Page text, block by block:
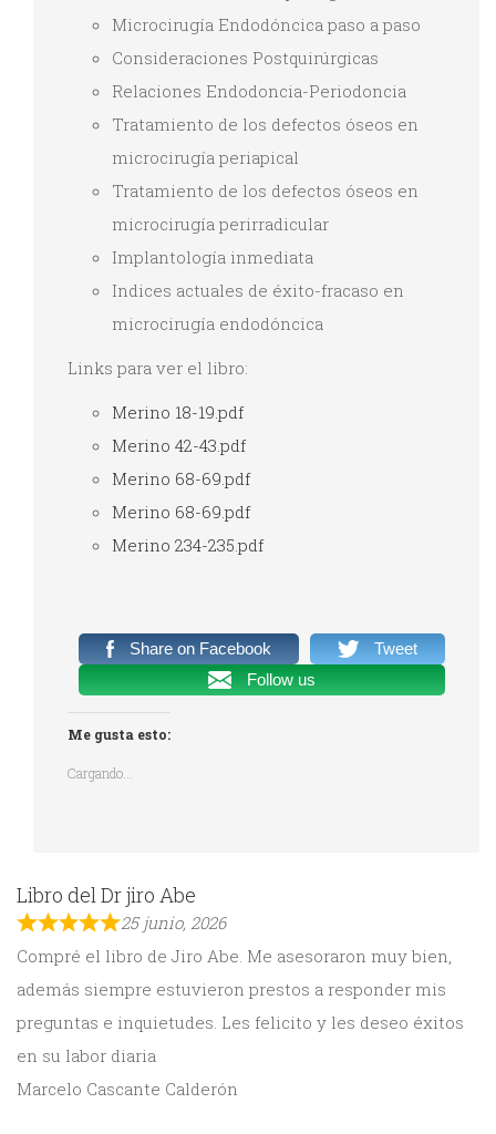
Microcirugía Endodóncica paso a paso
Consideraciones Postquirúrgicas
Relaciones Endodoncia-Periodoncia
Tratamiento de los defectos óseos en
microcirugía periapical
Tratamiento de los defectos óseos en
microcirugía perirradicular
Implantología inmediata
Indices actuales de éxito-fracaso en
microcirugía endodóncica
Links para ver el libro:
Merino 18-19.pdf
Merino 42-43.pdf
Merino 68-69.pdf
Merino 68-69.pdf
Merino 234-235.pdf
Share on Facebook
Tweet
Follow us
Me gusta esto:
Cargando...
Libro del Dr jiro Abe
25 junio, 2026
Compré el libro de Jiro Abe. Me asesoraron muy bien,
además siempre estuvieron prestos a responder mis
preguntas e inquietudes. Les felicito y les deseo éxitos
en su labor diaria
Marcelo Cascante Calderón